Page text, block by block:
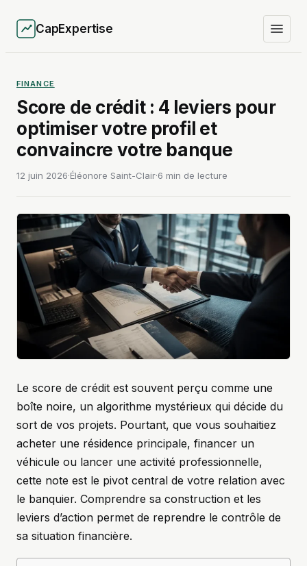
CapExpertise
FINANCE
Score de crédit : 4 leviers pour
optimiser votre profil et
convaincre votre banque
12 juin 2026·Éléonore Saint-Clair·6 min de lecture
Le score de crédit est souvent perçu comme une
boîte noire, un algorithme mystérieux qui décide du
sort de vos projets. Pourtant, que vous souhaitiez
acheter une résidence principale, financer un
véhicule ou lancer une activité professionnelle,
cette note est le pivot central de votre relation avec
le banquier. Comprendre sa construction et les
leviers d’action permet de reprendre le contrôle de
sa situation financière.